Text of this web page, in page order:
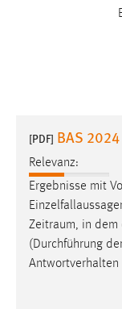
[PDF] BAS
Relevanz:
Ergebnisse mit
Zeitraum, in dem
(Durchführung
Antwortverhalten
Dieser
Name:
staticfilecache
Zweck:
Für
gespeichert,